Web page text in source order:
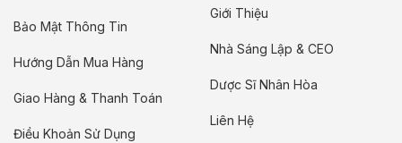
Bảo Mật Thông Tin
Hướng Dẫn Mua Hàng
Giao Hàng & Thanh Toán
Điều Khoản Sử Dụng
Giới Thiệu
Nhà Sáng Lập & CEO
Dược Sĩ Nhân Hòa
Liên Hệ